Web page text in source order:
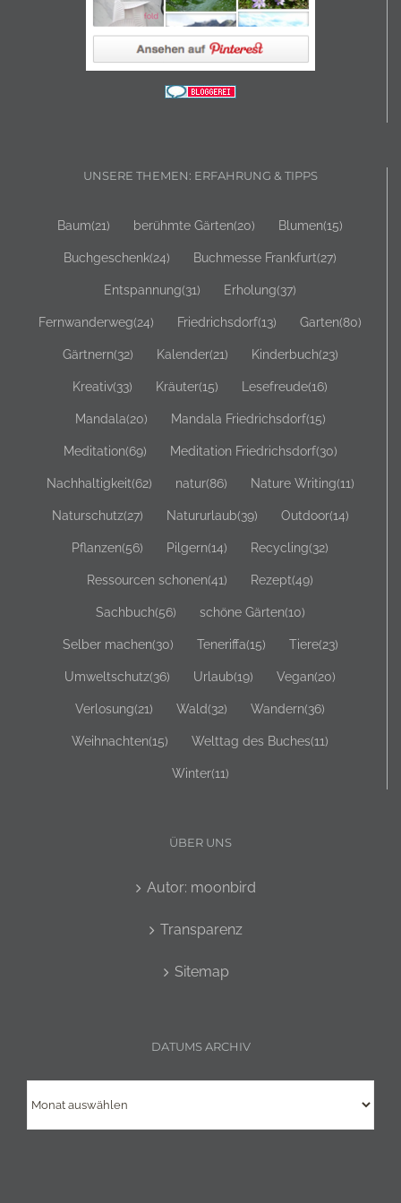
UNSERE THEMEN: ERFAHRUNG & TIPPS
Baum(21) berühmte Gärten(20) Blumen(15)
Buchgeschenk(24) Buchmesse Frankfurt(27)
Entspannung(31) Erholung(37)
Fernwanderweg(24) Friedrichsdorf(13) Garten(80)
Gärtnern(32) Kalender(21) Kinderbuch(23)
Kreativ(33) Kräuter(15) Lesefreude(16)
Mandala(20) Mandala Friedrichsdorf(15)
Meditation(69) Meditation Friedrichsdorf(30)
Nachhaltigkeit(62) natur(86) Nature Writing(11)
Naturschutz(27) Natururlaub(39) Outdoor(14)
Pflanzen(56) Pilgern(14) Recycling(32)
Ressourcen schonen(41) Rezept(49)
Sachbuch(56) schöne Gärten(10)
Selber machen(30) Teneriffa(15) Tiere(23)
Umweltschutz(36) Urlaub(19) Vegan(20)
Verlosung(21) Wald(32) Wandern(36)
Weihnachten(15) Welttag des Buches(11)
Winter(11)
ÜBER UNS
Autor: moonbird
Transparenz
Sitemap
DATUMS ARCHIV
Archiv